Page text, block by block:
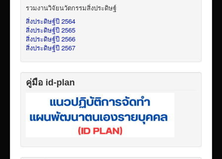
รวมงานวิจัยนวัตกรรมสิ่งประดิษฐ์
สิ่งประดิษฐ์ปี 2564
สิ่งประดิษฐ์ปี 2565
สิ่งประดิษฐ์ปี 2566
สิ่งประดิษฐ์ปี 2567
คู่มือ id-plan